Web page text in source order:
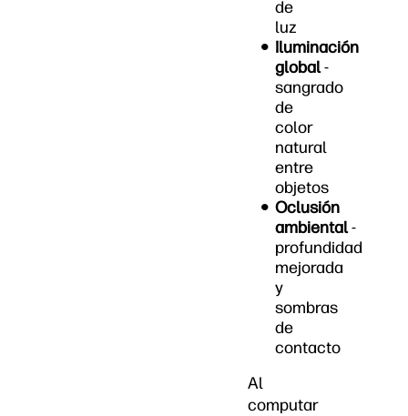
de
luz
Iluminación
global-
sangrado
de
color
natural
entre
objetos
Oclusión
ambiental-
profundidad
mejorada
y
sombras
de
contacto
Al
computar